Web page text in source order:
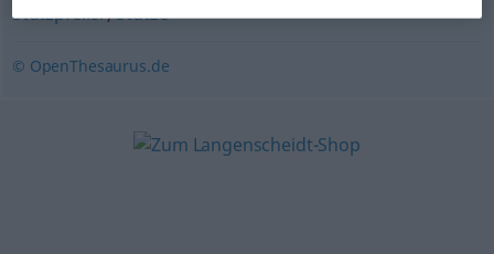
Stützpfeiler,Stütze
© OpenThesaurus.de